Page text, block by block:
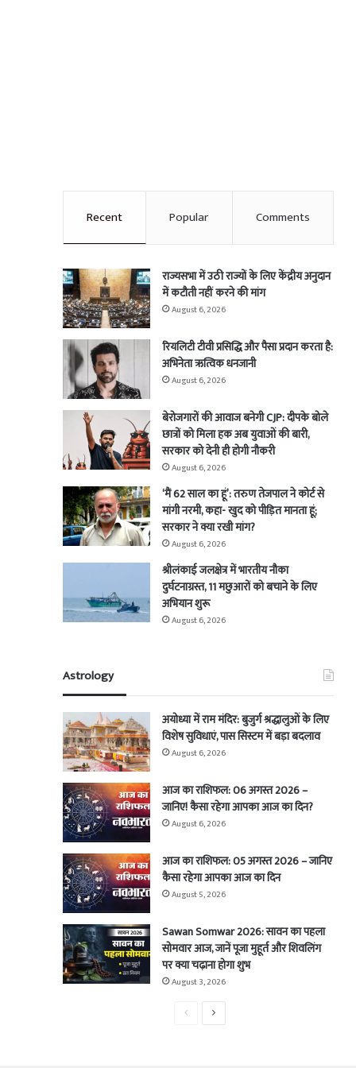
Recent Popular Comments
राज्यसभा में उठी राज्यों के लिए केंद्रीय अनुदान
में कटौती नहीं करने की मांग
August 6, 2026
रियलिटी टीवी प्रसिद्धि और पैसा प्रदान करता है:
अभिनेता ऋत्विक धनजानी
August 6, 2026
बेरोजगारों की आवाज बनेगी CJP: दीपके बोले
छात्रों को मिला हक अब युवाओं की बारी,
सरकार को देनी ही होगी नौकरी
August 6, 2026
‘मैं 62 साल का हूं’: तरुण तेजपाल ने कोर्ट से
मांगी नरमी, कहा- खुद को पीड़ित मानता हूं;
सरकार ने क्या रखी मांग?
August 6, 2026
श्रीलंकाई जलक्षेत्र में भारतीय नौका
दुर्घटनाग्रस्त, 11 मछुआरों को बचाने के लिए
अभियान शुरू
August 6, 2026
Astrology
अयोध्या में राम मंदिर: बुजुर्ग श्रद्धालुओं के लिए
विशेष सुविधाएं, पास सिस्टम में बड़ा बदलाव
August 6, 2026
आज का राशिफल: 06 अगस्त 2026 –
जानिए! कैसा रहेगा आपका आज का दिन?
August 6, 2026
आज का राशिफल: 05 अगस्त 2026 – जानिए
कैसा रहेगा आपका आज का दिन
August 5, 2026
Sawan Somwar 2026: सावन का पहला
सोमवार आज, जानें पूजा मुहूर्त और शिवलिंग
पर क्या चढ़ाना होगा शुभ
August 3, 2026
PreviousNext